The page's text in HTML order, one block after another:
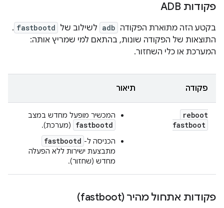
פקודות ADB
בקטע הזה מתוארת הפקודה adb לשילוב של fastbootd
.
התוצאות של הפקודה שונות, בהתאם למי שמריץ אותה:
המערכת או כלי השחזור.
פקודה תיאור
reboot
fastboot
המכשיר מופעל מחדש במצב
fastbootd
(מערכת).
הכניסה ל- fastbootd
מתבצעת ישירות ללא הפעלה
מחדש (שחזור).
פקודות אתחול מהיר (fastboot)